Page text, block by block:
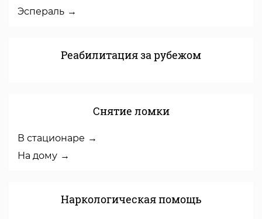
Эспераль
Реабилитация за рубежом
Снятие ломки
В стационаре
На дому
Наркологическая помощь